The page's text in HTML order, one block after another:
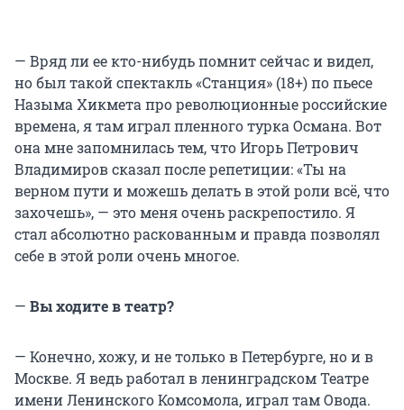
— Вряд ли ее кто-нибудь помнит сейчас и видел,
но был такой спектакль «Станция» (18+) по пьесе
Назыма Хикмета про революционные российские
времена, я там играл пленного турка Османа. Вот
она мне запомнилась тем, что Игорь Петрович
Владимиров сказал после репетиции: «Ты на
верном пути и можешь делать в этой роли всё, что
захочешь», — это меня очень раскрепостило. Я
стал абсолютно раскованным и правда позволял
себе в этой роли очень многое.
— Вы ходите в театр?
— Конечно, хожу, и не только в Петербурге, но и в
Москве. Я ведь работал в ленинградском Театре
имени Ленинского Комсомола, играл там Овода.